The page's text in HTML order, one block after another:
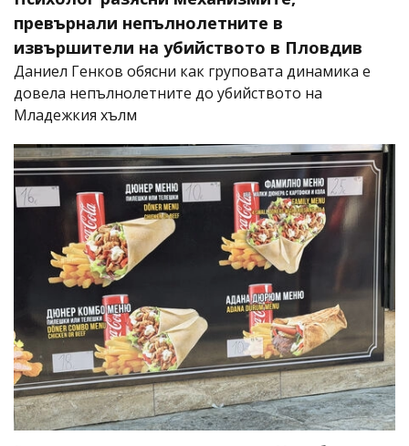
превърнали непълнолетните в
извършители на убийството в Пловдив
Даниел Генков обясни как груповата динамика е
довела непълнолетните до убийството на
Младежкия хълм